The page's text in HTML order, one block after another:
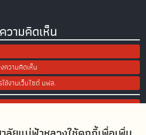
วามคิดเห็น
ความคิดเห็น
ช้งานเว็บไซต์ มฟล.